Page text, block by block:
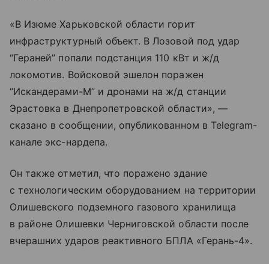
«В Изюме Харьковской области горит
инфраструктурный объект. В Лозовой под удар
“Гераней” попали подстанция 110 кВт и ж/д
локомотив. Войсковой эшелон поражен
“Искандерами-М” и дронами на ж/д станции
Эрастовка в Днепропетровской области», —
сказано в сообщении, опубликованном в Telegram-
канале экс-нардепа.
Он также отметил, что поражено здание
с технологическим оборудованием на территории
Олишевского подземного газового хранилища
в районе Олишевки Черниговской области после
вчерашних ударов реактивного БПЛА «Герань-4».